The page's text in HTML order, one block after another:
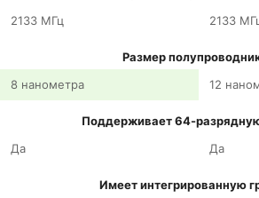
2133 МГц
2133
Размер
8 нанометра
12
Поддерживает 64-
Да
Да
Имеет интегрированную